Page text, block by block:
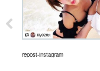
repost-instagram